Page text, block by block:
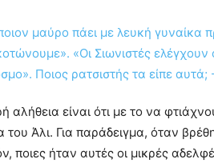
αλήθεια είναι ότι με το να
του Άλι. Για παράδειγμα, όταν
ποιες ήταν αυτές οι μικρές